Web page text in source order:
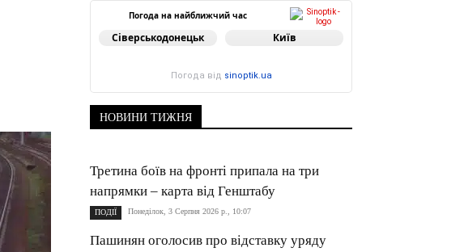
Погода на найближчий час
Сіверськодонецьк Київ
Погода від sinoptik.ua
НОВИНИ ТИЖНЯ
Третина боїв на фронті припала на три
напрямки – карта від Генштабу
ПОДІЇ Понеділок, 3 Серпня 2026 р., 10:07
Пашинян оголосив про відставку уряду